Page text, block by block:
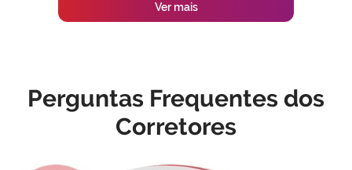
Ver mais
Perguntas Frequentes dos
Corretores